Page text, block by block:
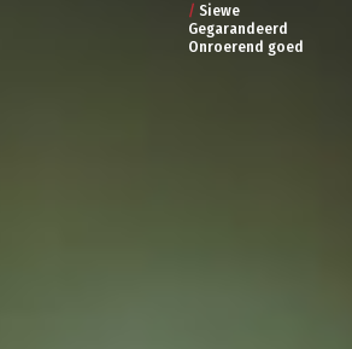
/ Siewe
Gegarandeerd
Onroerend goed